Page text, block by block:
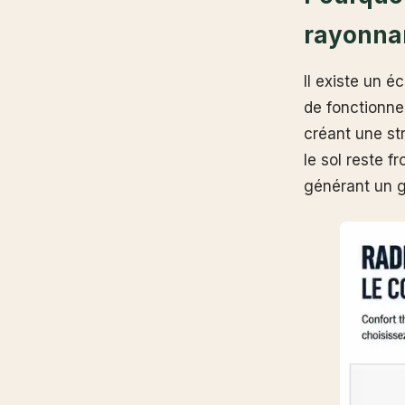
Il existe un
de
créant une
le sol reste
générant un